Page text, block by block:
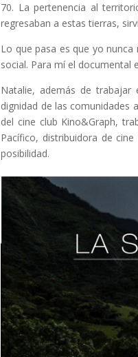
70. La pertenencia al
regresaban a estas tierras,
Lo que pasa es que yo
social. Para mí el documental
Natalie, además de
dignidad de las comunidades
del cine club Kino&Graph,
Pacífico, distribuidora de
posibilidad.